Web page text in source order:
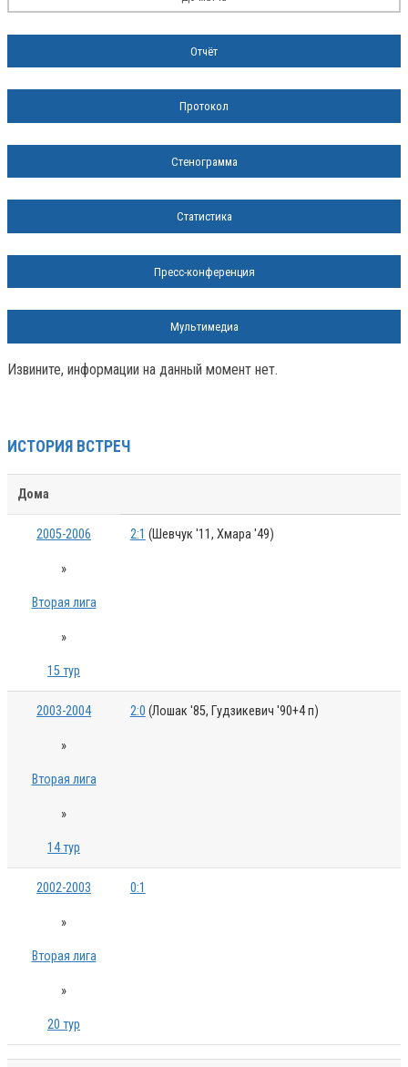
Отчёт
Протокол
Стенограмма
Статистика
Пресс-конференция
Мультимедиа
Извините, информации на данный момент нет.
ИСТОРИЯ ВСТРЕЧ
Дома
2005-2006
»
Вторая лига
»
15 тур
2:1 (Шевчук '11, Хмара '49)
2003-2004
»
Вторая лига
»
14 тур
2:0 (Лошак '85, Гудзикевич '90+4 п)
2002-2003
»
Вторая лига
»
20 тур
0:1